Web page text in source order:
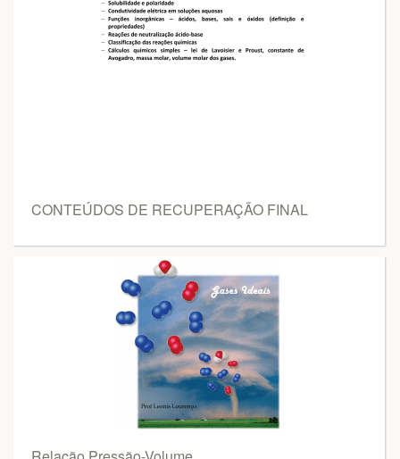
CONTEÚDOS DE RECUPERAÇÃO FINAL